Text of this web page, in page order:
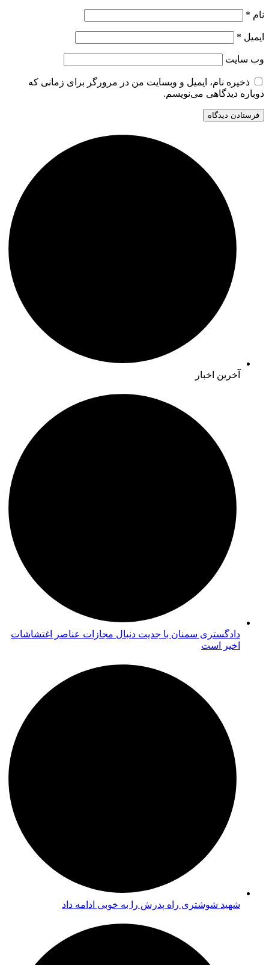
نام *
ایمیل *
وب‌ سایت
ذخیره نام، ایمیل و وبسایت من در مرورگر برای زمانی که
دوباره دیدگاهی می‌نویسم.
آخرین اخبار
دادگستری سمنان با جدیت دنبال مجازات عناصر اغتشاشات
اخیر است
شهید شوشتری راه پدرش را به خوبی ادامه داد